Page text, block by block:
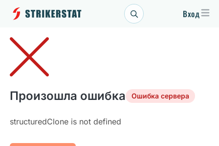
Вход
Произошла ошибка Ошибка сервера
structuredClone is not defined